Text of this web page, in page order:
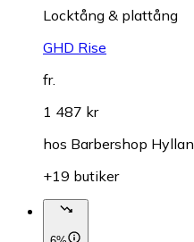
Locktång & plattång
GHD Rise
fr.
1 487 kr
hos Barbershop Hyllan
+19 butiker